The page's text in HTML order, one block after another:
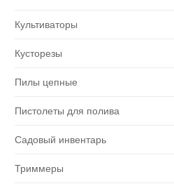
Культиваторы
Кусторезы
Пилы цепные
Пистолеты для полива
Садовый инвентарь
Триммеры